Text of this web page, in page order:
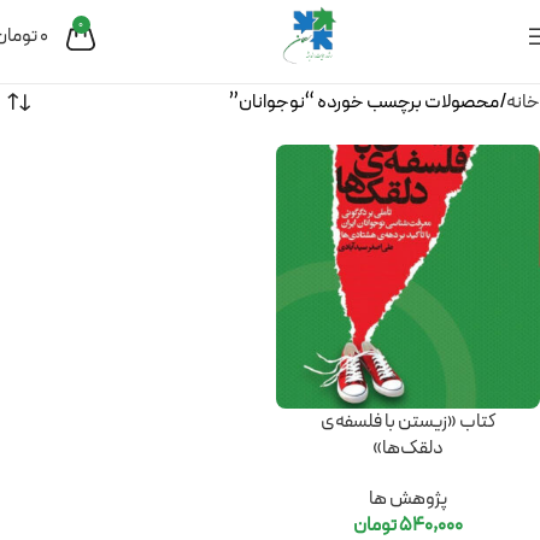
0
0
خانه محصولات برچسب خورده “نوجوانان”
کتاب «زیستن با فلسفه‌ی
دلقک‌ها»
پژوهش ها
540,000تومان